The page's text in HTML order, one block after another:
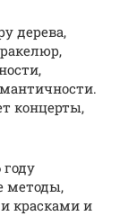
дерева,
концерты,
методы,
красками и